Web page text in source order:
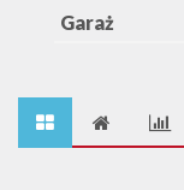
Garaż